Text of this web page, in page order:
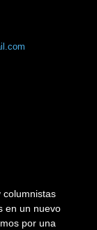
columnistas
en un nuevo
por una